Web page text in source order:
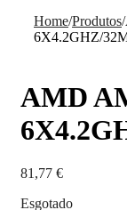
Home/Produtos/
6X4.2GHZ/
AMD
81,77 €
Esgotado